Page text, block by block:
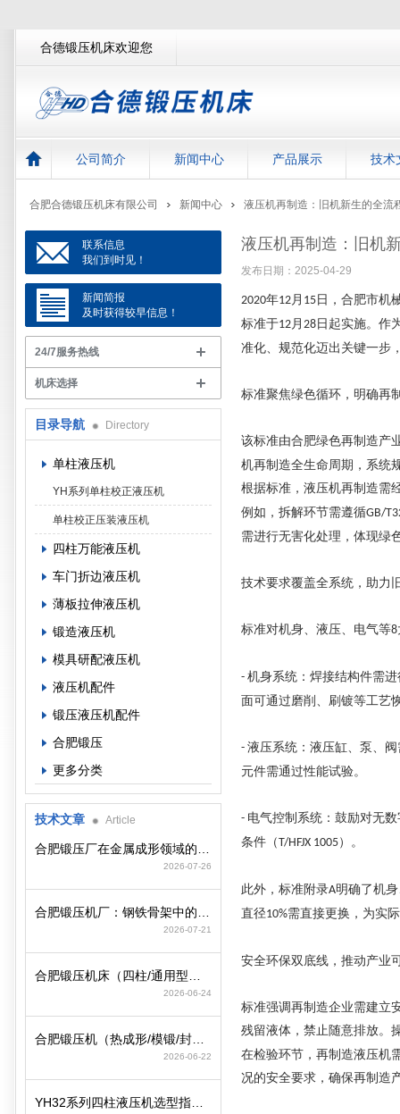
合德锻压机床欢迎您
公司简介 新闻中心 产品展示 技术
合肥合德锻压机床有限公司 新闻中心 液压机再制造：旧机新生的全流
液压机再制造：旧机
发布日期：2025-04-29
2020年12月 15 日，合肥市机
标准于12月28 日起实施。作
准化、规范化迈出关键一步
标准聚焦绿色循环，明确再
该标准由合肥绿色再制造产
机再制造全生命周期，系统
根据标准，液压机再制造需
例如，拆解环节需遵循GB/
需进行无害化处理，体现绿
技术要求覆盖全系统，助力
标准对机身、液压、电气等8
-机身系统：焊接结构件需
面可通过磨削、刷镀等工艺
-液压系统：液压缸、泵、
元件需通过性能试验。
- 电气控制系统：鼓励对无
条件（T/HFJX 1005）。
此外，标准附录A明确了机
直径10%需直接更换，为实
安全环保双底线，推动产业
标准强调再制造企业需建立
残留液体，禁止随意排放。
在检验环节，再制造液压机
况的安全要求，确保再制造
联系信息
我们到时见！
新闻简报
及时获得较早信息！
24/7服务热线
机床选择
目录导航 Directory
单柱液压机
YH系列单柱校正液压机
单柱校正压装液压机
四柱万能液压机
车门折边液压机
薄板拉伸液压机
锻造液压机
模具研配液压机
液压机配件
锻压液压机配件
合肥锻压
更多分类
技术文章 Article
2026-07-26
2026-07-21
2026-06-24
2026-06-22